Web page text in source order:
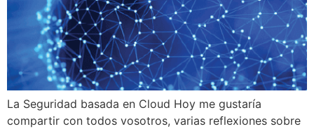
La Seguridad basada en Cloud Hoy me gustaría
compartir con todos vosotros, varias reflexiones sobre